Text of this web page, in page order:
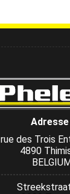
Adresse
rue des Trois
4890